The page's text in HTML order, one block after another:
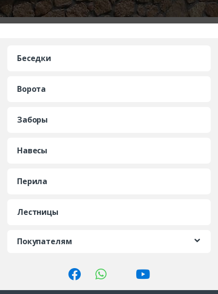
Беседки
Ворота
Заборы
Навесы
Перила
Лестницы
Покупателям